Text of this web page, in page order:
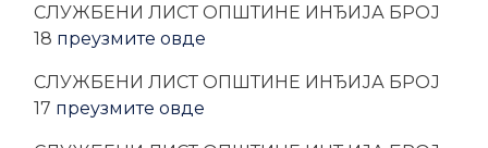
CЛУЖБЕНИ ЛИСТ ОПШТИНЕ ИНЂИЈА БРОЈ
18 преузмите овде
CЛУЖБЕНИ ЛИСТ ОПШТИНЕ ИНЂИЈА БРОЈ
17 преузмите овде